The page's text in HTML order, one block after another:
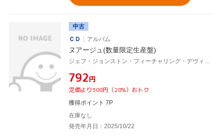
中古
ＣＤ
アルバム
ヌアージュ(数量限定生産盤)
¥792円
定価より308円（28%）おトク
獲得ポイント 7P
在庫なし
発売年月日：2025/10/22